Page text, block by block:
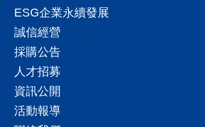
ESG企業永續發展
誠信經營
採購公告
人才招募
資訊公開
活動報導